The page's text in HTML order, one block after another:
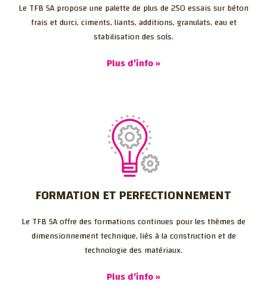
Le TFB SA propose une palette de plus de 250 essais sur béton
frais et durci, ciments, liants, additions, granulats, eau et
stabilisation des sols.
Plus d'info »
FORMATION ET PERFECTIONNEMENT
Le TFB SA offre des formations continues pour les thèmes de
dimensionnement technique, liés à la construction et de
technologie des matériaux.
Plus d'info »